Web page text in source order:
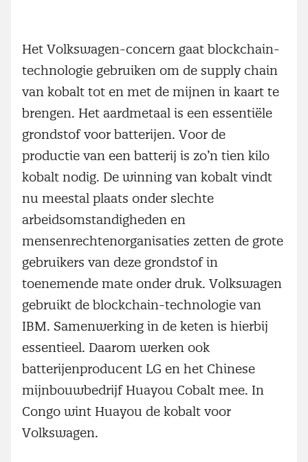
Het Volkswagen-concern gaat blockchain-
technologie gebruiken om de supply chain
van kobalt tot en met de mijnen in kaart te
brengen. Het aardmetaal is een essentiële
grondstof voor batterijen. Voor de
productie van een batterij is zo’n tien kilo
kobalt nodig. De winning van kobalt vindt
nu meestal plaats onder slechte
arbeidsomstandigheden en
mensenrechtenorganisaties zetten de grote
gebruikers van deze grondstof in
toenemende mate onder druk. Volkswagen
gebruikt de blockchain-technologie van
IBM. Samenwerking in de keten is hierbij
essentieel. Daarom werken ook
batterijenproducent LG en het Chinese
mijnbouwbedrijf Huayou Cobalt mee. In
Congo wint Huayou de kobalt voor
Volkswagen.